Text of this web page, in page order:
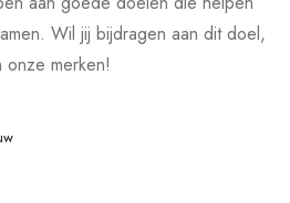
Wil jij bijdragen aan dit doel,
merken!